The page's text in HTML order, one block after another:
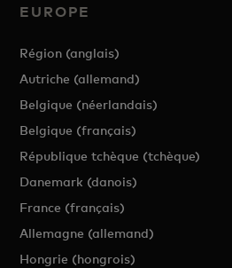
EUROPE
Région (anglais)
Autriche (allemand)
Belgique (néerlandais)
Belgique (français)
République tchèque (tchèque)
Danemark (danois)
France (français)
Allemagne (allemand)
Hongrie (hongrois)